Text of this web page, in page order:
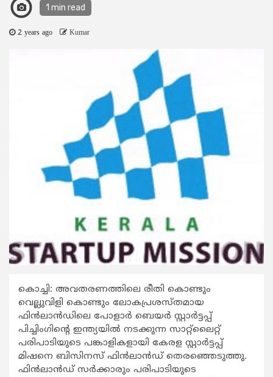
1 min read
2 years ago Kumar
കൊച്ചി: അവതരണത്തിലെ രീതി കൊണ്ടും
വെല്ലുവിളി കൊണ്ടും ലോകപ്രശസ്തമായ
ഫിന്‍ലാന്‍ഡിലെ പോളാര്‍ ബെയര്‍ സ്റ്റാര്‍ട്ടപ്പ്
പിച്ചിംഗിന്‍റെ ഇന്ത്യയില്‍ നടക്കുന്ന സാറ്റ്ലൈറ്റ്
പരിപാടിയുടെ പങ്കാളികളായി കേരള സ്റ്റാര്‍ട്ടപ്പ്
മിഷനെ ബിസിനസ് ഫിന്‍ലാന്‍ഡ് തെരഞ്ഞെടുത്തു.
ഫിന്‍ലാന്‍ഡ് സര്‍ക്കാരും പരിപാടിയുടെ